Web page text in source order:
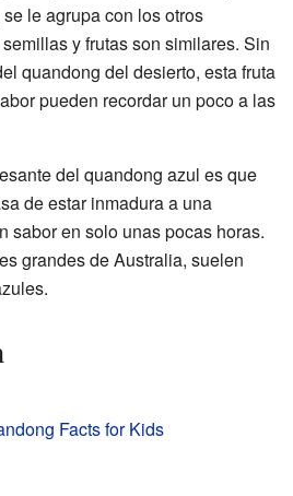
le agrupa con los otros
y frutas son similares. Sin
quandong del desierto, esta fruta
pueden recordar un poco a las
del quandong azul es que
de estar inmadura a una
sabor en solo unas pocas horas.
grandes de Australia, suelen
Facts for Kids